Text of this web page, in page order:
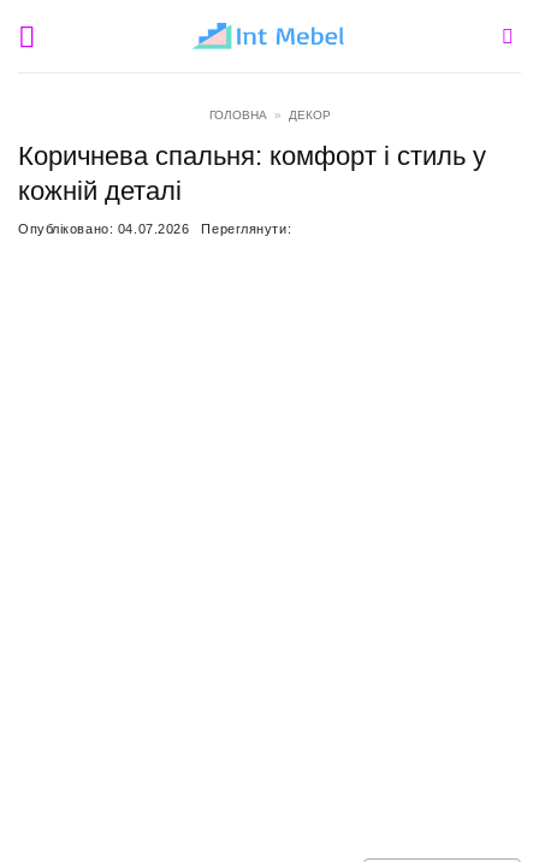
ГОЛОВНА » ДЕКОР
Коричнева спальня: комфорт і стиль у
кожній деталі
Опубліковано: 04.07.2026 Переглянути: